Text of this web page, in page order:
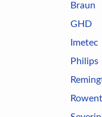
Braun
GHD
Imetec
Philips